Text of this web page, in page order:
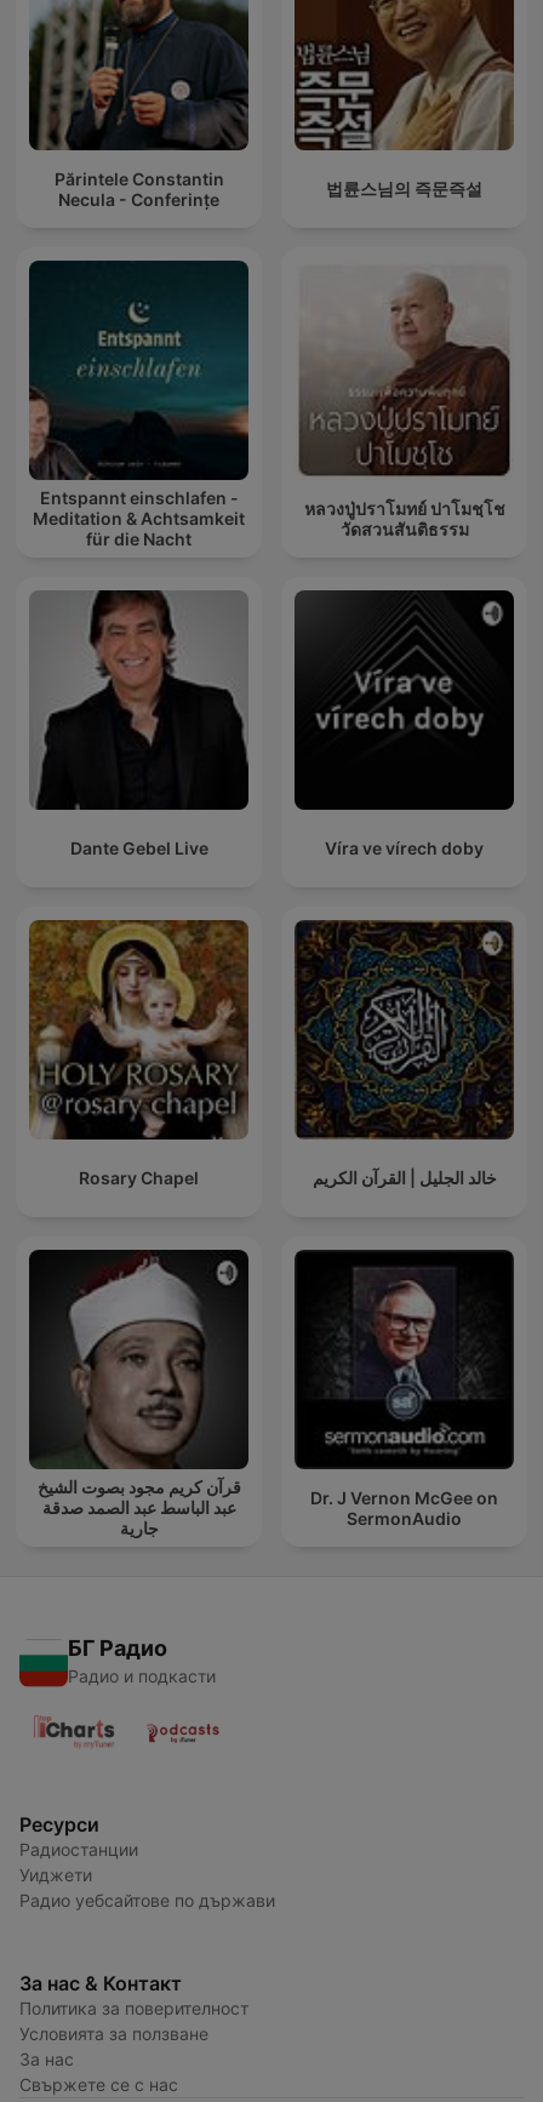
Părintele Constantin
Necula - Conferințe
법륜스님의 즉문즉설
Entspannt einschlafen -
Meditation & Achtsamkeit
für die Nacht
หลวงปู่ปราโมทย์ ปาโมชฺโช
วัดสวนสันติธรรม
Dante Gebel Live Víra ve vírech doby
Rosary Chapel خالد الجليل | القرآن الكريم
قرآن كريم مجود بصوت الشيخ
عبد الباسط عبد الصمد صدقة
جارية
Dr. J Vernon McGee on
SermonAudio
БГ Радио
Радио и подкасти
Ресурси
Радиостанции
Уиджети
Радио уебсайтове по държави
За нас & Контакт
Политика за поверителност
Условията за ползване
За нас
Свържете се с нас